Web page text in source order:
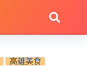
高雄美食